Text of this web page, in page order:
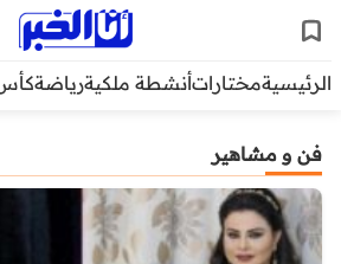
الرئيسيةمختاراتأنشطة ملكيةرياضةكأس
فن و مشاهير